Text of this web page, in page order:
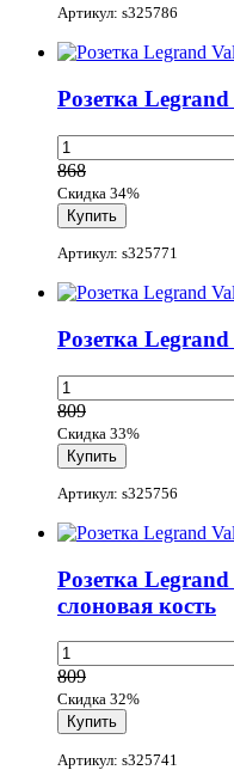
Артикул: s325786
Розетка
868
Скидка 34%
Артикул: s325771
Розетка
809
Скидка 33%
Артикул: s325756
Розетка
слоновая кость
809
Скидка 32%
Артикул: s325741